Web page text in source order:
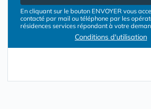
En cliquant sur le bouton ENVOYER vous
contacté par mail ou téléphone par les
résidences services répondant à votre
Conditions d'utilisation